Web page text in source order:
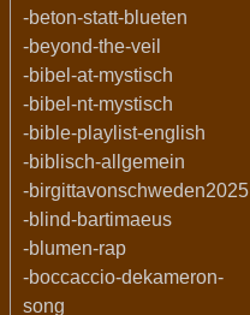
-beton-statt-blueten
-beyond-the-veil
-bibel-at-mystisch
-bibel-nt-mystisch
-bible-playlist-english
-biblisch-allgemein
-birgittavonschweden2025
-blind-bartimaeus
-blumen-rap
-boccaccio-dekameron-
song